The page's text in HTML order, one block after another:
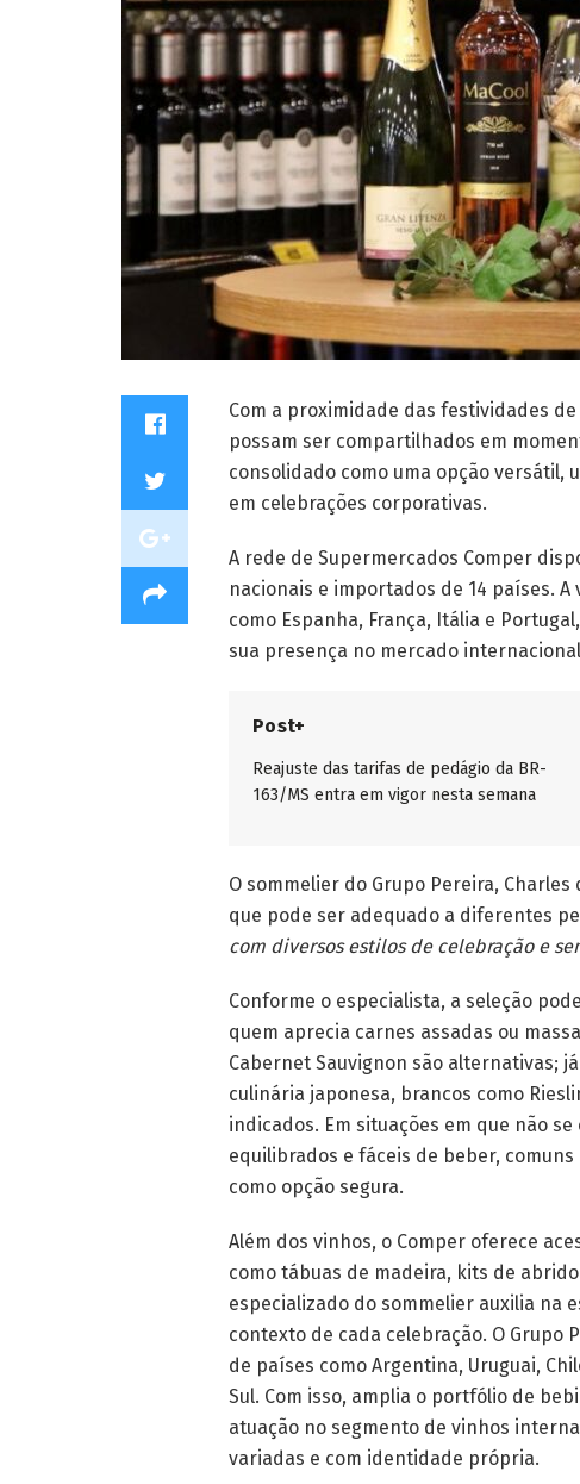
Com a proximidade das festividades
possam ser compartilhados em
consolidado como uma opção
em celebrações corporativas.
A rede de Supermercados Comper
nacionais e importados de 14 países.
como Espanha, França, Itália e
sua presença no mercado
Post+
Reajuste das tarifas de pedágio da BR-
163/MS entra em vigor nesta semana
O sommelier do Grupo Pereira,
que pode ser adequado a diferentes
com diversos estilos de celebração e
Conforme o especialista, a seleção
quem aprecia carnes assadas ou
Cabernet Sauvignon são alternativas;
culinária japonesa, brancos como
indicados. Em situações em que não
equilibrados e fáceis de beber,
como opção segura.
Além dos vinhos, o Comper oferece
como tábuas de madeira, kits de
especializado do sommelier auxilia na
contexto de cada celebração. O Grupo
de países como Argentina, Uruguai,
Sul. Com isso, amplia o portfólio de
atuação no segmento de vinhos
variadas e com identidade própria.